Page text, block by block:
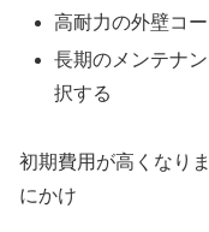
高耐力の外壁コ
長期のメンテナ
択する
初期費用が高くなり
にかけ